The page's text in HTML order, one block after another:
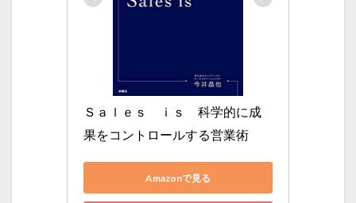
Ｓａｌｅｓ　ｉｓ　科学的に成
果をコントロールする営業術
Amazonで見る